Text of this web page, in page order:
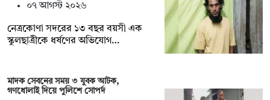
০৭ আগস্ট ২০২৬
নেত্রকোণা সদরের ১৩ বছর বয়সী এক
স্কুলছাত্রীকে ধর্ষণের অভিযোগ…
মাদক সেবনের সময় ৩ যুবক আটক,
গণধোলাই দিয়ে পুলিশে সোপর্দ